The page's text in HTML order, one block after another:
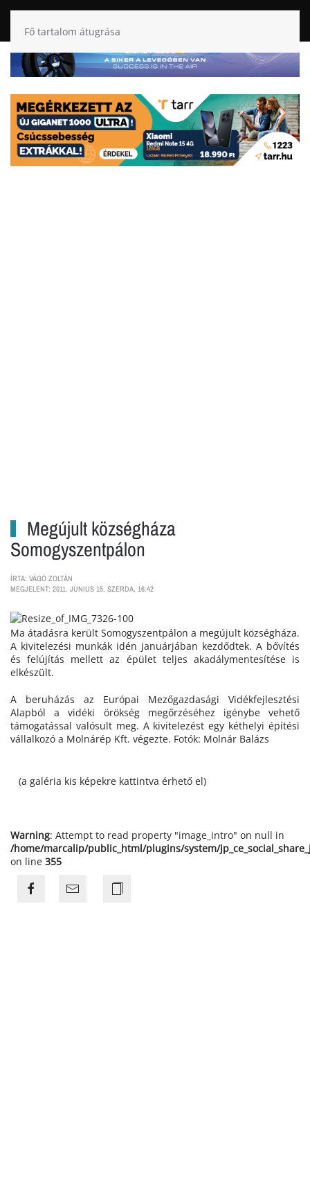
Fő tartalom átugrása
Megújult községháza
Somogyszentpálon
ÍRTA: VÁGÓ ZOLTÁN
MEGJELENT: 2011. JÚNIUS 15. SZERDA, 16:42
Ma átadásra került Somogyszentpálon a megújult községháza.
A kivitelezési munkák idén januárjában kezdődtek. A bővítés
és felújítás mellett az épület teljes akadálymentesítése is
elkészült.
A beruházás az Európai Mezőgazdasági Vidékfejlesztési
Alapból a vidéki örökség megőrzéséhez igénybe vehető
támogatással valósult meg. A kivitelezést egy kéthelyi építési
vállalkozó a Molnárép Kft. végezte. Fotók: Molnár Balázs
(a galéria kis képekre kattintva érhető el)
Warning: Attempt to read property "image_intro" on null in
/home/marcalip/public_html/plugins/system/
on line 355